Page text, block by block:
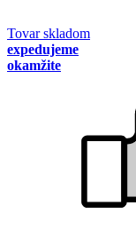
Tovar skladom
expedujeme
okamžite